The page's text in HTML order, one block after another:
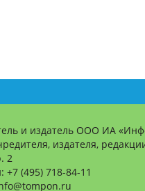
и издатель ООО ИА
издателя,
2
+7 (495) 718-84-11